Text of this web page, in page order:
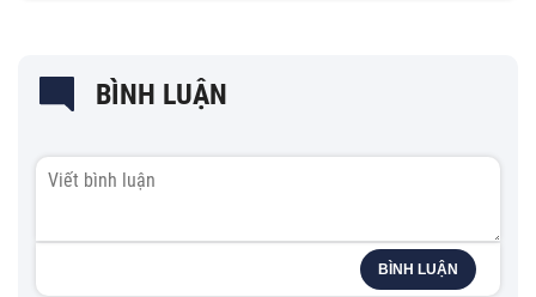
BÌNH LUẬN
BÌNH LUẬN